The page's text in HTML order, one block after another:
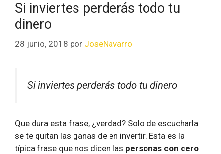
Si inviertes perderás todo tu
dinero
28 junio, 2018 por JoseNavarro
Si inviertes perderás todo tu dinero
Que dura esta frase, ¿verdad? Solo de escucharla
se te quitan las ganas de en invertir. Esta es la
típica frase que nos dicen las personas con cero